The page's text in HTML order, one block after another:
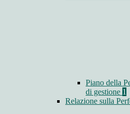
Piano della
di gestione 1
Relazione sulla